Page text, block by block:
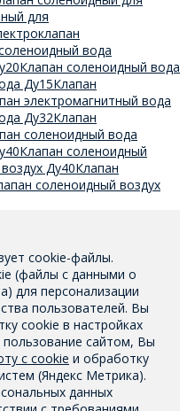
для
вода
Клапан соленоидный вода
Ду15Клапан
электромагнитный вода
Ду32Клапан
соленоидный вода
Клапан соленоидный
Ду40Клапан
соленоидный воздух
cookie-файлы.
(файлы с данными о
для персонализации
пользователей. Вы
cookie в настройках
сайтом, Вы
с cookie и обработку
(Яндекс Метрика).
данных